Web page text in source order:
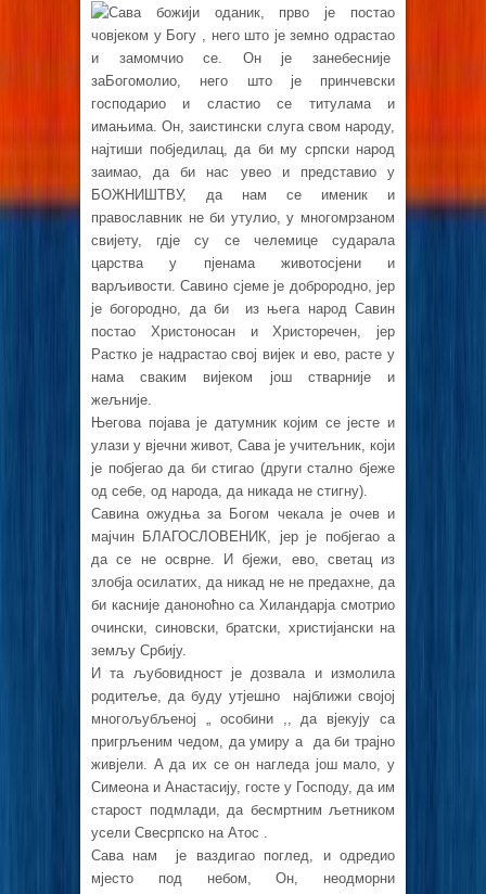
Сава божији оданик, прво је постао
човјеком у Богу , него што је земно одрастао
и замомчио се. Он је занебесније
заБогомолио, него што је принчевски
господарио и сластио се титулама и
имањима. Он, заистински слуга свом народу,
најтиши побједилац, да би му српски народ
заимао, да би нас увео и представио у
БОЖНИШТВУ, да нам се именик и
православник не би утулио, у многомрзаном
свијету, гдје су се челемице сударала
царства у пјенама животосјени и
варљивости. Савино сјеме је доброродно, јер
је богородно, да би из њега народ Савин
постао Христоносан и Христоречен, јер
Растко је надрастао свој вијек и ево, расте у
нама сваким вијеком још стварније и
жељније.
Његова појава је датумник којим се јесте и
улази у вјечни живот, Сава је учитељник, који
је побјегао да би стигао (други стално бјеже
од себе, од народа, да никада не стигну).
Савина ожудња за Богом чекала је очев и
мајчин БЛАГОСЛОВЕНИК, јер је побјегао а
да се не осврне. И бјежи, ево, светац из
злобја осилатих, да никад не не предахне, да
би касније даноноћно са Хиландарја смотрио
очински, синовски, братски, христијански на
земљу Србију.
И та љубовидност је дозвала и измолила
родитеље, да буду утјешно најближи својој
многољубљеној „ особини ,, да вјекују са
пригрљеним чедом, да умиру а да би трајно
живјели. А да их се он нагледа још мало, у
Симеона и Анастасију, госте у Господу, да им
старост подмлади, да бесмртним љетником
усели Свесрпско на Атос .
Сава нам је ваздигао поглед, и одредио
мјесто под небом, Он, неодморни